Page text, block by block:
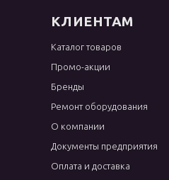
OK Tigrod 13.38
OK Tigrod 19.12
OK Tigrod 19.40
OK Tigrod 19.85
OK Tigrod 4043
КЛИЕНТАМ
Каталог товаров
Промо-акции
Бренды
Ремонт оборудования
О компании
Документы предприятия
Оплата и доставка